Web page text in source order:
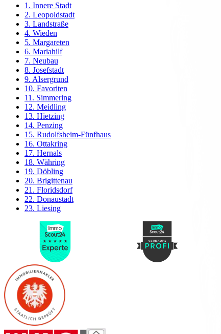
1. Innere Stadt
2. Leopoldstadt
3. Landstraße
4. Wieden
5. Margareten
6. Mariahilf
7. Neubau
8. Josefstadt
9. Alsergrund
10. Favoriten
11. Simmering
12. Meidling
13. Hietzing
14. Penzing
15. Rudolfsheim-Fünfhaus
16. Ottakring
17. Hernals
18. Währing
19. Döbling
20. Brigittenau
21. Floridsdorf
22. Donaustadt
23. Liesing